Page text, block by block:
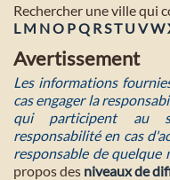
Rechercher une ville qui
L M NO PQ RST U VW
Avertissement
Les informations
cas engager la
qui participent au
responsabilité en cas
responsable de quelque
propos des niveaux de